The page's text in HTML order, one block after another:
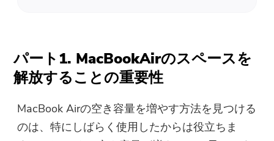
パート1. MacBookAirのスペースを
解放することの重要性
MacBook Airの空き容量を増やす方法を見つける
のは、特にしばらく使用したからは役立ちま